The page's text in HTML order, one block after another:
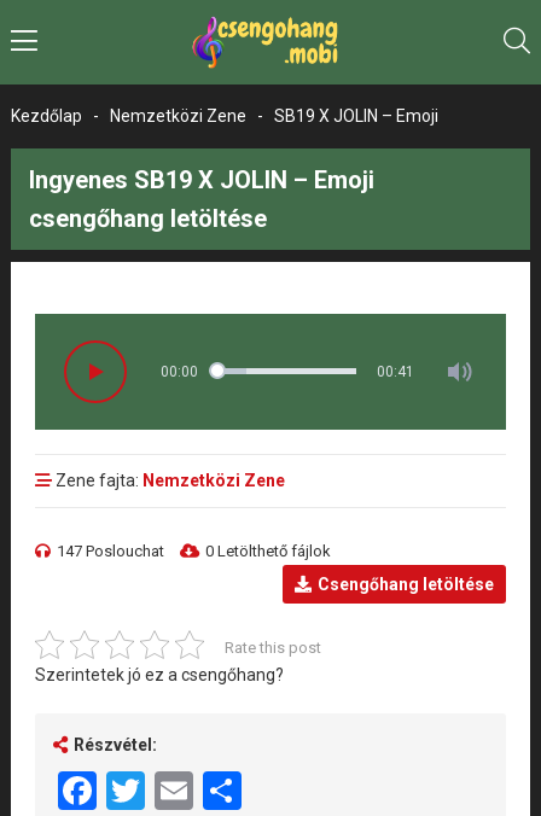
Kezdőlap - Nemzetközi Zene - SB19 X JOLIN – Emoji
Ingyenes SB19 X JOLIN – Emoji
csengőhang letöltése
00:00 00:41
Zene fajta: Nemzetközi Zene
147 Poslouchat 0 Letölthető fájlok
Csengőhang letöltése
Rate this post
Szerintetek jó ez a csengőhang?
Részvétel:
Facebook
Twitter
EmailShare